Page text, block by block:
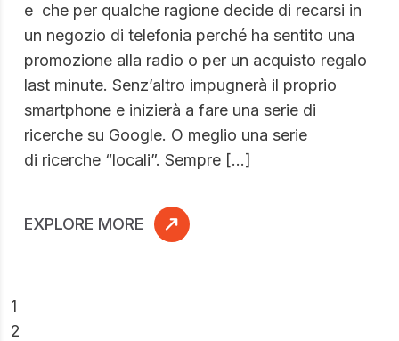
e che per qualche ragione decide di recarsi in
un negozio di telefonia perché ha sentito una
promozione alla radio o per un acquisto regalo
last minute. Senz’altro impugnerà il proprio
smartphone e inizierà a fare una serie di
ricerche su Google. O meglio una serie
di ricerche “locali”. Sempre […]
EXPLORE MORE
1
2